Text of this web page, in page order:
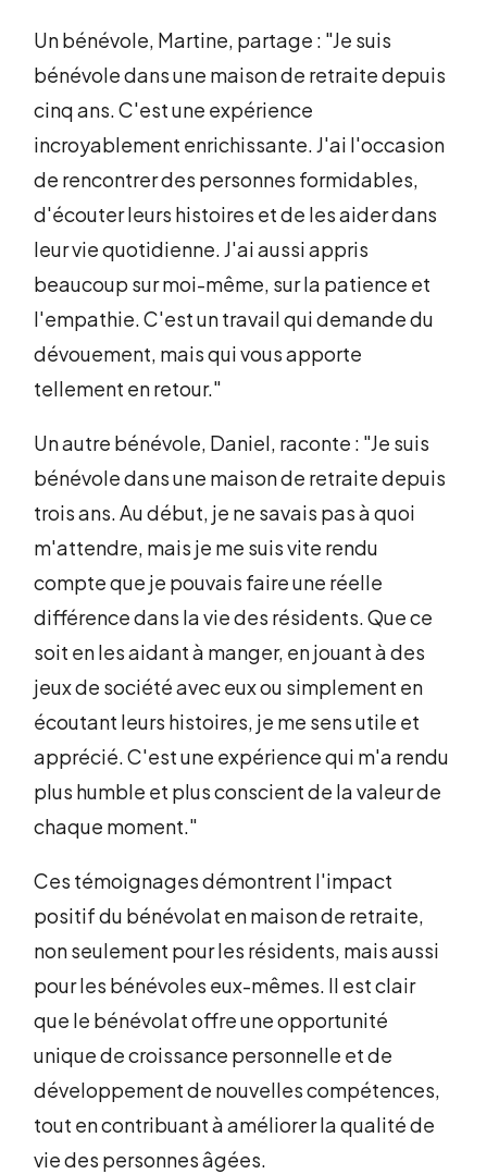
Un bénévole, Martine, partage : "Je suis
bénévole dans une maison de retraite depuis
cinq ans. C'est une expérience
incroyablement enrichissante. J'ai l'occasion
de rencontrer des personnes formidables,
d'écouter leurs histoires et de les aider dans
leur vie quotidienne. J'ai aussi appris
beaucoup sur moi-même, sur la patience et
l'empathie. C'est un travail qui demande du
dévouement, mais qui vous apporte
tellement en retour."
Un autre bénévole, Daniel, raconte : "Je suis
bénévole dans une maison de retraite depuis
trois ans. Au début, je ne savais pas à quoi
m'attendre, mais je me suis vite rendu
compte que je pouvais faire une réelle
différence dans la vie des résidents. Que ce
soit en les aidant à manger, en jouant à des
jeux de société avec eux ou simplement en
écoutant leurs histoires, je me sens utile et
apprécié. C'est une expérience qui m'a rendu
plus humble et plus conscient de la valeur de
chaque moment."
Ces témoignages démontrent l'impact
positif du bénévolat en maison de retraite,
non seulement pour les résidents, mais aussi
pour les bénévoles eux-mêmes. Il est clair
que le bénévolat offre une opportunité
unique de croissance personnelle et de
développement de nouvelles compétences,
tout en contribuant à améliorer la qualité de
vie des personnes âgées.